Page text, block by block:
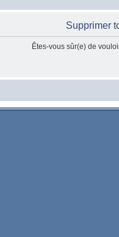
Supprimer
Êtes-vous sûr(e) de